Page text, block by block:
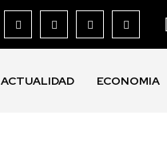
ACTUALIDAD ECONOMIA